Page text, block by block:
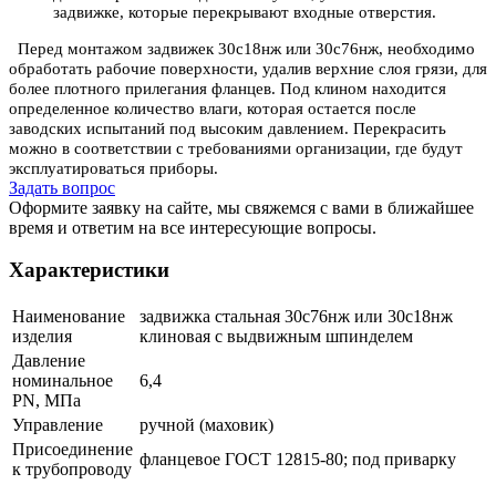
задвижке, которые перекрывают входные отверстия.
Перед монтажом задвижек 30с18нж или 30с76нж, необходимо
обработать рабочие поверхности, удалив верхние слоя грязи, для
более плотного прилегания фланцев. Под клином находится
определенное количество влаги, которая остается после
заводских испытаний под высоким давлением. Перекрасить
можно в соответствии с требованиями организации, где будут
эксплуатироваться приборы.
Задать вопрос
Оформите заявку на сайте, мы свяжемся с вами в ближайшее
время и ответим на все интересующие вопросы.
Характеристики
Наименование
изделия
задвижка стальная 30с76нж или 30с18нж
клиновая с выдвижным шпинделем
Давление
номинальное
PN, МПа
6,4
Управление
ручной (маховик)
Присоединение
к трубопроводу
фланцевое ГОСТ 12815-80; под приварку